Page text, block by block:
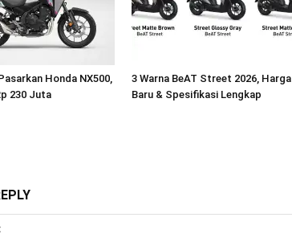
Honda NX500,
230 Juta
3 Warna BeAT Street 2026, Harga
Baru & Spesifikasi Lengkap